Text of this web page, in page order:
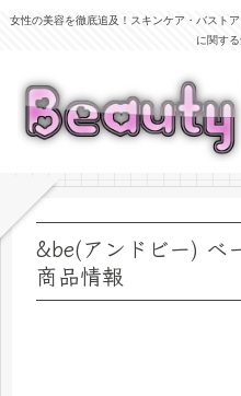
女性の美容を徹底追及！スキンケア・バスト
に関す
&be(アンドビー) ベ
商品情報